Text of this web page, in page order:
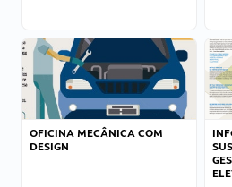
OFICINA MECÂNICA COM
DESIGN